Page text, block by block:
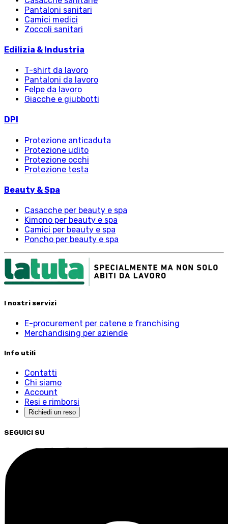
Pantaloni sanitari
Camici medici
Zoccoli sanitari
Edilizia & Industria
T-shirt da lavoro
Pantaloni da lavoro
Felpe da lavoro
Giacche e giubbotti
DPI
Protezione anticaduta
Protezione udito
Protezione occhi
Protezione testa
Beauty & Spa
Casacche per beauty e spa
Kimono per beauty e spa
Camici per beauty e spa
Poncho per beauty e spa
I nostri servizi
E-procurement per catene e franchising
Merchandising per aziende
Info utili
Contatti
Chi siamo
Account
Resi e rimborsi
Richiedi un reso
SEGUICI SU